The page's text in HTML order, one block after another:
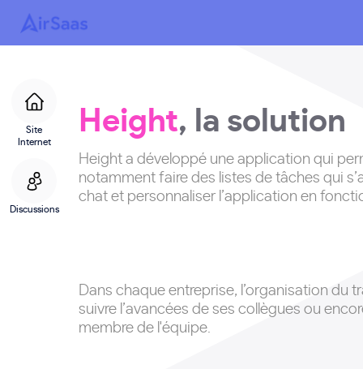
Site
Internet
Discussions
Height, la solution
Height a développé une application qui
notamment faire des listes de tâches qui
chat et personnaliser l’application en
Dans chaque entreprise, l’organisation du
suivre l’avancées de ses collègues ou
membre de l'équipe.